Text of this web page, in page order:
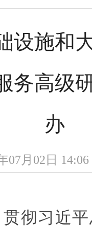
设施和
务高级
办
07月02日
习近平